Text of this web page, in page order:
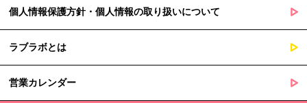
個人情報保護方針・個人情報の取り扱いについて
ラブラボとは
営業カレンダー